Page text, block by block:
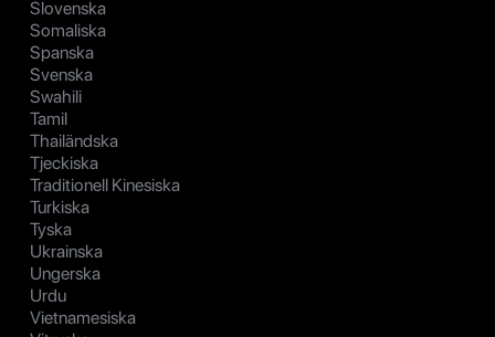
Slovenska
Somaliska
Spanska
Svenska
Swahili
Tamil
Thailändska
Tjeckiska
Traditionell Kinesiska
Turkiska
Tyska
Ukrainska
Ungerska
Urdu
Vietnamesiska